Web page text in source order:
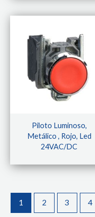
Piloto Luminoso,
Metálico , Rojo, Led
24VAC/DC
1 2 3 4